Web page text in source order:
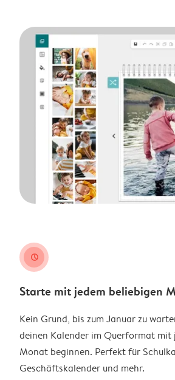
clock
Starte mit jedem beliebigen
Kein Grund, bis zum Januar zu
deinen Kalender im Querformat mit
Monat beginnen. Perfekt für
Geschäftskalender und mehr.